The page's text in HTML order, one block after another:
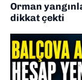
Orman
dikkat çekti